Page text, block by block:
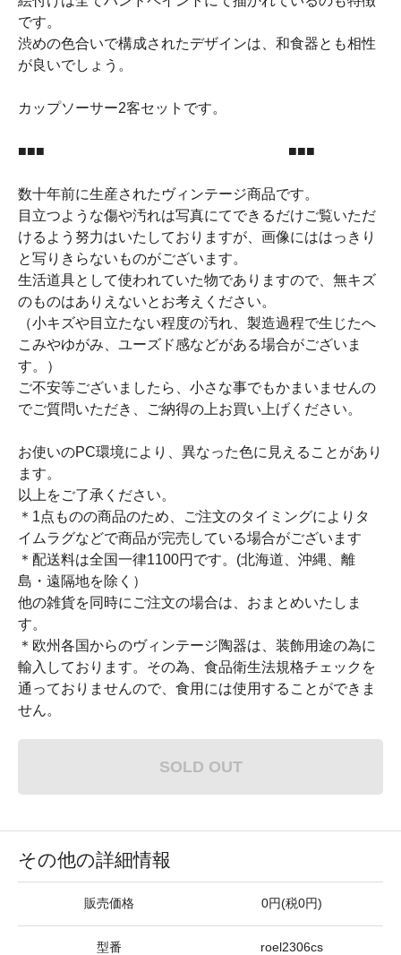
です。
渋めの色合いで構成されたデザインは、和食器とも相性
が良いでしょう。
カップソーサー2客セットです。
■■■ ■■■
数十年前に生産されたヴィンテージ商品です。
目立つような傷や汚れは写真にてできるだけご覧いただ
けるよう努力はいたしておりますが、画像にははっきり
と写りきらないものがございます。
生活道具として使われていた物でありますので、無キズ
のものはありえないとお考えください。
（小キズや目立たない程度の汚れ、製造過程で生じたへ
こみやゆがみ、ユーズド感などがある場合がございま
す。）
ご不安等ございましたら、小さな事でもかまいませんの
でご質問いただき、ご納得の上お買い上げください。
お使いのPC環境により、異なった色に見えることがあり
ます。
以上をご了承ください。
＊1点ものの商品のため、ご注文のタイミングによりタ
イムラグなどで商品が完売している場合がございます
＊配送料は全国一律1100円です。(北海道、沖縄、離
島・遠隔地を除く）
他の雑貨を同時にご注文の場合は、おまとめいたしま
す。
＊欧州各国からのヴィンテージ陶器は、装飾用途の為に
輸入しております。その為、食品衛生法規格チェックを
通っておりませんので、食用には使用することができま
せん。
SOLD OUT
その他の詳細情報
販売価格 0円(税0円)
型番 roel2306cs